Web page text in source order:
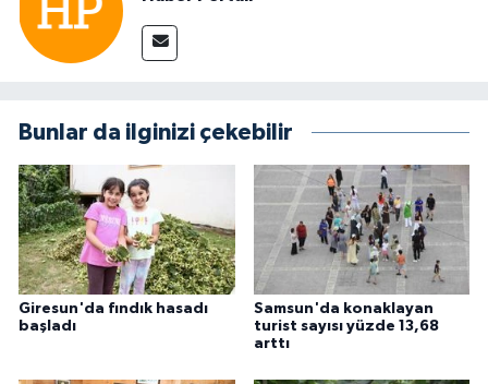
Bunlar da ilginizi çekebilir
Giresun'da fındık hasadı
başladı
Samsun'da konaklayan
turist sayısı yüzde 13,68
arttı